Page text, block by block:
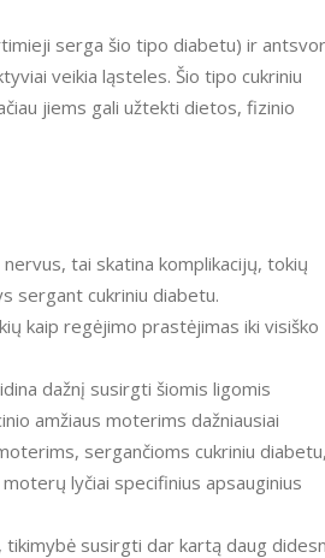
serga šio tipo diabetu) ir
veikia ląsteles. Šio tipo cukriniu
jiems gali užtekti dietos, fizinio
tai skatina komplikacijų, tokių
sergant cukriniu diabetu.
kaip regėjimo prastėjimas iki visiško
dažnį susirgti šiomis ligomis
amžiaus moterims dažniausiai
sergančioms cukriniu diabetu,
lyčiai specifinius apsauginius
susirgti dar kartą daug